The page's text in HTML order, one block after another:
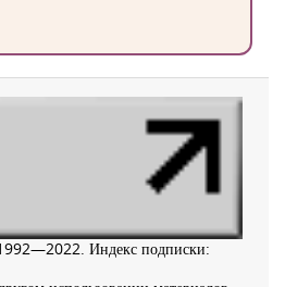
Индекс подписки: